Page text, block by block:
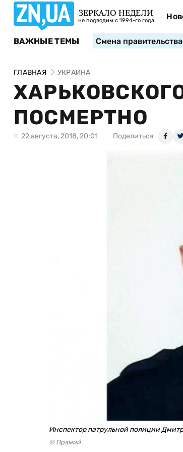
ЗЕРКАЛО НЕДЕЛИ
не подводим с 1994-го года
ВАЖНЫЕ ТЕМЫ Смена
ГЛАВНАЯ УКРАИНА
ПОСМЕРТНО
22 августа, 2018, 20:01 Поделиться
Инспектор патрульной полиции
© Прямий